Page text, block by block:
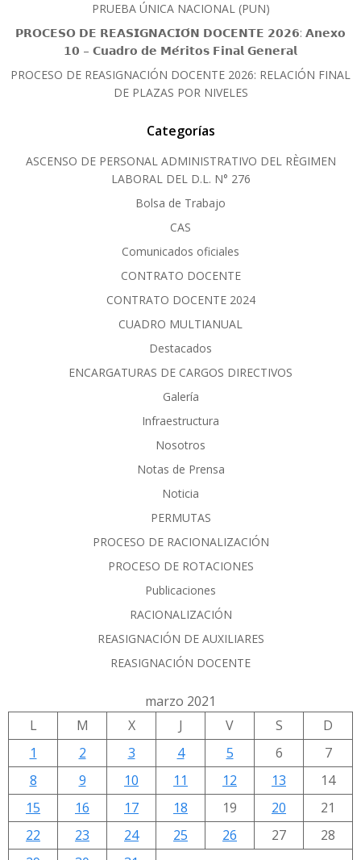
PRUEBA ÚNICA NACIONAL (PUN)
𝗣𝗥𝗢𝗖𝗘𝗦𝗢 𝗗𝗘 𝗥𝗘𝗔𝗦𝗜𝗚𝗡𝗔𝗖𝗜𝗢́𝗡 𝗗𝗢𝗖𝗘𝗡𝗧𝗘 𝟮𝟬𝟮𝟲: 𝗔𝗻𝗲𝘅𝗼
𝟭𝟬 – 𝗖𝘂𝗮𝗱𝗿𝗼 𝗱𝗲 𝗠𝗲́𝗿𝗶𝘁𝗼𝘀 𝗙𝗶𝗻𝗮𝗹 𝗚𝗲𝗻𝗲𝗿𝗮𝗹
PROCESO DE REASIGNACIÓN DOCENTE 2026: RELACIÓN FINAL
DE PLAZAS POR NIVELES
Categorías
ASCENSO DE PERSONAL ADMINISTRATIVO DEL RÈGIMEN
LABORAL DEL D.L. N° 276
Bolsa de Trabajo
CAS
Comunicados oficiales
CONTRATO DOCENTE
CONTRATO DOCENTE 2024
CUADRO MULTIANUAL
Destacados
ENCARGATURAS DE CARGOS DIRECTIVOS
Galería
Infraestructura
Nosotros
Notas de Prensa
Noticia
PERMUTAS
PROCESO DE RACIONALIZACIÓN
PROCESO DE ROTACIONES
Publicaciones
RACIONALIZACIÓN
REASIGNACIÓN DE AUXILIARES
REASIGNACIÓN DOCENTE
marzo 2021
L
M X J V S
D
1
2 3 4 5 6
7
8
9 10 11 12 13
14
15
16 17 18 19 20
21
22
23 24 25 26 27
28